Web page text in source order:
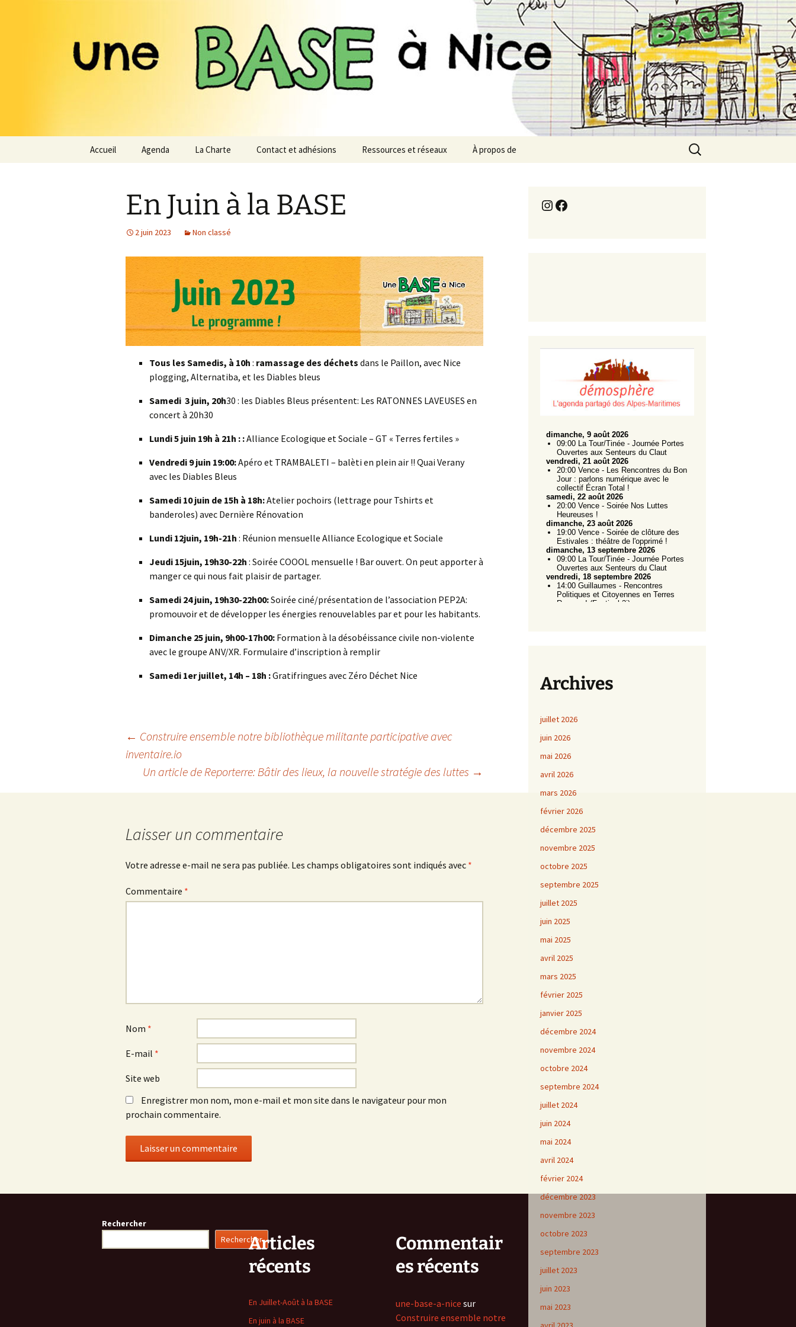
Une Base à Nice
Accueil Agenda La Charte Contact et adhésions Ressources et réseaux À propos de
Rechercher :
En Juin à la BASE
2 juin 2023 Non classé
Tous les Samedis, à 10h : ramassage des déchets dans le Paillon, avec Nice
plogging, Alternatiba, et les Diables bleus
Samedi 3 juin, 20h30 : les Diables Bleus présentent: Les RATONNES LAVEUSES en
concert à 20h30
Lundi 5 juin 19h à 21h : :Alliance Ecologique et Sociale – GT « Terres fertiles »
Vendredi 9 juin 19:00:Apéro et TRAMBALETI – balèti en plein air !! Quai Verany
avec les Diables Bleus
Samedi 10 juin de 15h à 18h:Atelier pochoirs (lettrage pour Tshirts et
banderoles) avec Dernière Rénovation
Lundi 12juin, 19h-21h : Réunion mensuelle Alliance Ecologique et Sociale
Jeudi 15juin, 19h30-22h : Soirée COOOL mensuelle ! Bar ouvert. On peut apporter à
manger ce qui nous fait plaisir de partager.
Samedi 24 juin, 19h30-22h00:Soirée ciné/présentation de l’association PEP2A:
promouvoir et de développer les énergies renouvelables par et pour les habitants.
Dimanche 25 juin, 9h00-17h00: Formation à la désobéissance civile non-violente
avec le groupe ANV/XR. Formulaire d’inscription à remplir
Samedi 1er juillet, 14h – 18h :Gratifringues avec Zéro Déchet Nice
Navigation
← Construire ensemble notre bibliothèque militante participative avec
inventaire.io
Un article de Reporterre: Bâtir des lieux, la nouvelle stratégie des luttes →
Laisser un commentaire
Votre adresse e-mail ne sera pas publiée. Les champs obligatoires sont indiqués avec *
Commentaire *
Nom *
E-mail *
Site web
Enregistrer mon nom, mon e-mail et mon site dans le navigateur pour mon
prochain commentaire.
Instagram
Facebook
Archives
juillet 2026
juin 2026
mai 2026
avril 2026
mars 2026
février 2026
décembre 2025
novembre 2025
octobre 2025
septembre 2025
juillet 2025
juin 2025
mai 2025
avril 2025
mars 2025
février 2025
janvier 2025
décembre 2024
novembre 2024
octobre 2024
septembre 2024
juillet 2024
juin 2024
mai 2024
avril 2024
février 2024
décembre 2023
novembre 2023
octobre 2023
septembre 2023
juillet 2023
juin 2023
mai 2023
Rechercher
RechercherArticles
récents
En Juillet-Août à la BASE
En juin à la BASE
Commentair
es récents
une-base-a-nice sur
Construire ensemble notre